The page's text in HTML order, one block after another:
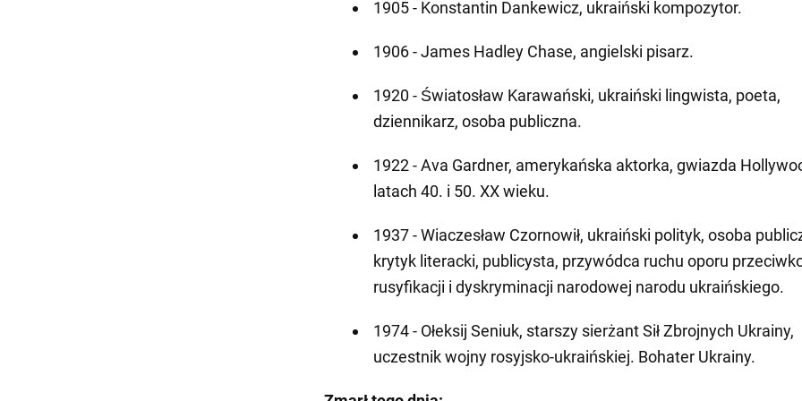
1905 - Konstantin Dankewicz, ukraiński kompozytor.
1906 - James Hadley Chase, angielski pisarz.
1920 - Światosław Karawański, ukraiński lingwista, poeta,
dziennikarz, osoba publiczna.
1922 - Ava Gardner, amerykańska aktorka, gwiazda
latach 40. i 50. XX wieku.
1937 - Wiaczesław Czornowił, ukraiński polityk, osoba
krytyk literacki, publicysta, przywódca ruchu oporu
rusyfikacji i dyskryminacji narodowej narodu ukraińskiego.
1974 - Ołeksij Seniuk, starszy sierżant Sił Zbrojnych Ukrainy,
uczestnik wojny rosyjsko-ukraińskiej. Bohater Ukrainy.